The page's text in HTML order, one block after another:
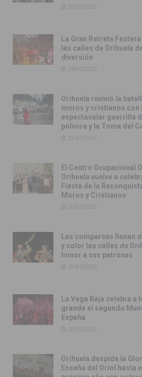
25/07/2026
La Gran Retreta
las calles de Orihuela
diversión
24/07/2026
Orihuela revivió la
moros y cristianos con
espectacular guerrilla
pólvora y la Toma del
22/07/2026
El Centro Ocupacional
Orihuela vuelve a
Fiesta de la
Moros y Cristianos
20/07/2026
Las comparsas llenan
y color las calles de
honor a sus patronas
20/07/2026
La Vega Baja celebra a
grande el segundo
España
20/07/2026
Orihuela despide la
Enseña del Oriol hasta el